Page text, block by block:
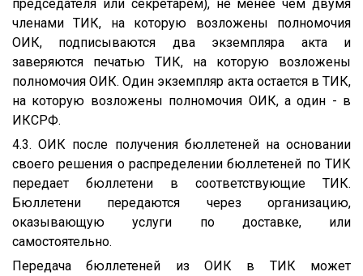
председателя или секретарем), не менее чем двумя
членами ТИК, на которую возложены полномочия
ОИК, подписываются два экземпляра акта и
заверяются печатью ТИК, на которую возложены
полномочия ОИК. Один экземпляр акта остается в ТИК,
на которую возложены полномочия ОИК, а один - в
ИКСРФ.
4.3. ОИК после получения бюллетеней на основании
своего решения о распределении бюллетеней по ТИК
передает бюллетени в соответствующие ТИК.
Бюллетени передаются через организацию,
оказывающую услуги по доставке, или
самостоятельно.
Передача бюллетеней из ОИК в ТИК может